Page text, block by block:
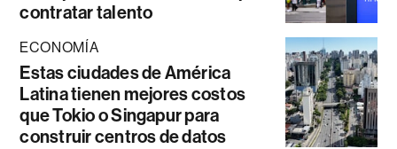
contratar talento
ECONOMÍA
Estas ciudades de América
Latina tienen mejores costos
que Tokio o Singapur para
construir centros de datos